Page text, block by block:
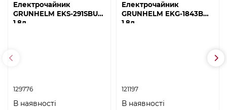
Електрочайник
GRUNHELM EKS-291SBU
1.8л
129776
В наявності
Електрочайник
GRUNHELM EKG-1843B
1.8л
121197
В наявності